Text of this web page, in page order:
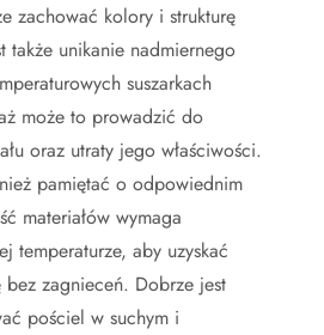
zachować kolory i strukturę
także unikanie nadmiernego
suszarkach
może to prowadzić do
oraz utraty jego właściwości.
pamiętać o odpowiednim
materiałów wymaga
temperaturze, aby uzyskać
bez zagnieceń. Dobrze jest
pościel w suchym i